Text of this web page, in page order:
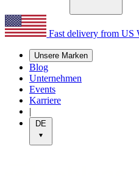
Fast delivery from US
Unsere Marken
Blog
Unternehmen
Events
Karriere
|
DE